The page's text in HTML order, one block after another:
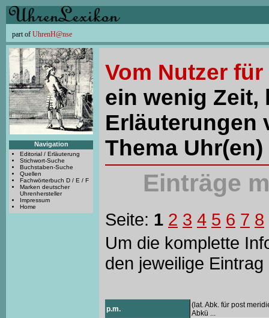
part of UhrenH@nse
Navigation
Editorial / Erläuterung
Stichwort-Suche
Buchstaben-Suche
Quellen
Fachwörterbuch D / E / F
Marken deutscher
Uhrenhersteller
Impressum
Home
Vom Nutzer
ein wenig Zeit,
Erläuterungen
Thema
Einträge
Seite: 1 2 3 4 5 6 7 8
Um die komplette
den jeweilige
p.m.
(lat. Abk. für post
Abkü ...